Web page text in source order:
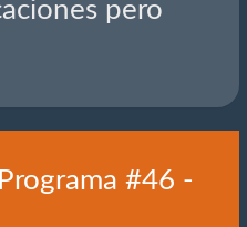
pero
#46 -